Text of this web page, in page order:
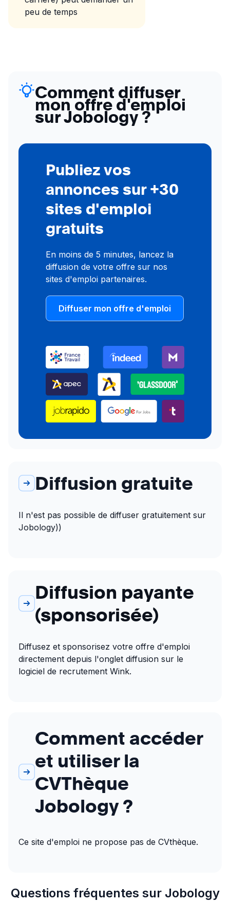
peu de temps
Comment diffuser
mon offre d'emploi
sur Jobology ?
Publiez vos
annonces sur +30
sites d'emploi
gratuits
En moins de 5 minutes, lancez la
diffusion de votre offre sur nos
sites d'emploi partenaires.
Diffuser mon offre d'emploi
Diffusion gratuite
Il n'est pas possible de diffuser gratuitement sur
Jobology))
Diffusion payante
(sponsorisée)
Diffusez et sponsorisez votre offre d'emploi
directement depuis l'onglet diffusion sur le
logiciel de recrutement Wink.
Comment accéder
et utiliser la
CVThèque
Jobology ?
Ce site d'emploi ne propose pas de CVthèque.
Questions fréquentes sur Jobology